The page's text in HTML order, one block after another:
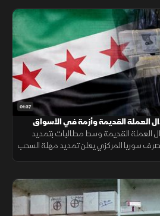
01:37
العملة القديمة وأزمة في الأسواق
العملة القديمة وسط مطالبات بتمديد
سوريا المركزي يعلن تمديد مهلة السحب